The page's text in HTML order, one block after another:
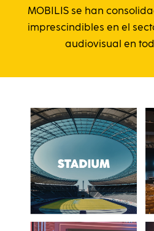
MOBILIS se han
imprescindibles en el
audiovisual en